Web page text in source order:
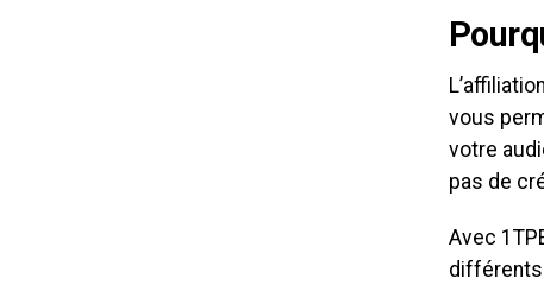
vous
votre
pas de
Avec
différents